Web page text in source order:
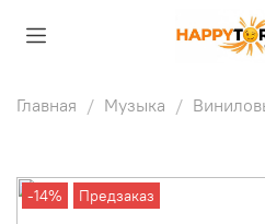
Главная Музыка
-14% Предзаказ